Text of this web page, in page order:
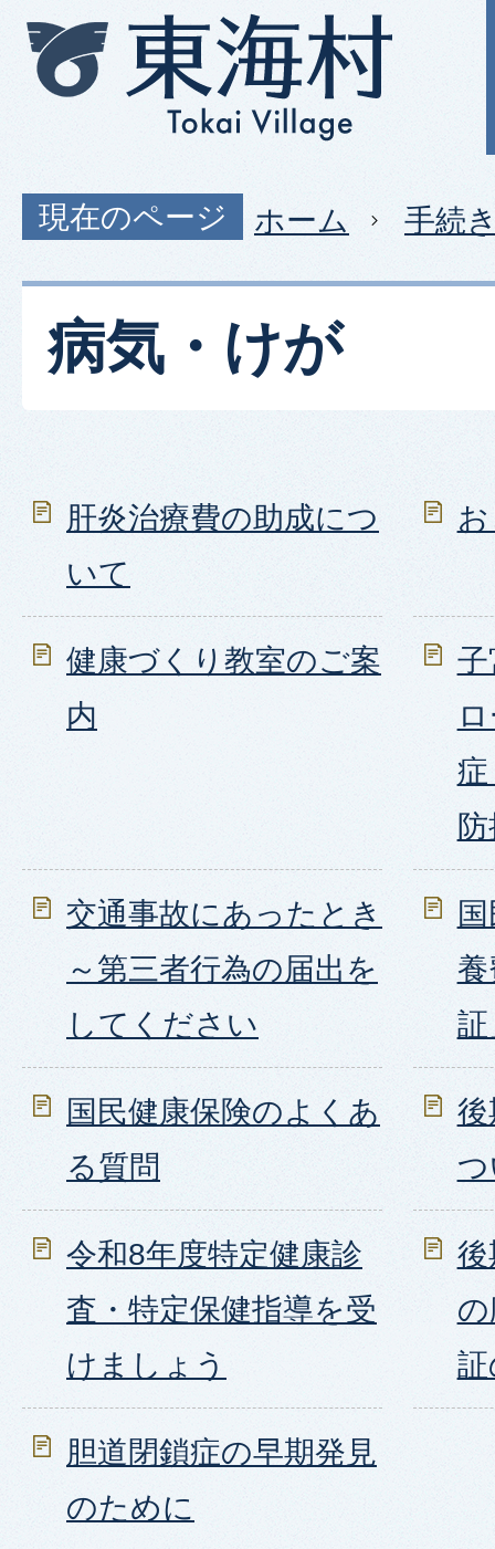
現在のページ ホーム 手続
病気・けが
肝炎治療費の助成につ
いて
健康づくり教室のご案
内
交通事故にあったとき
～第三者行為の届出を
してください
養
国民健康保険のよくあ
る質問
後
令和8年度特定健康診
査・特定保健指導を受
けましょう
後
胆道閉鎖症の早期発見
のために